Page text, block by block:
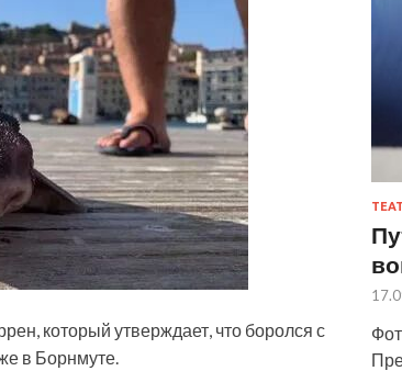
который утверждает, что боролся с
в Борнмуте.